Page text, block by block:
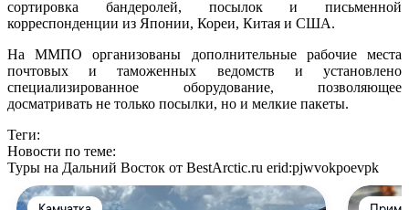
сортировка бандеролей, посылок и письменной
корреспонденции из Японии, Кореи, Китая и США.
На ММПО организованы дополнительные рабочие места
почтовых и таможенных ведомств и установлено
специализированное оборудование, позволяющее
досматривать не только посылки, но и мелкие пакеты.
Теги:
Новости по теме:
Туры на Дальний Восток от BestArctic.ru erid:pjwvokpoevpk